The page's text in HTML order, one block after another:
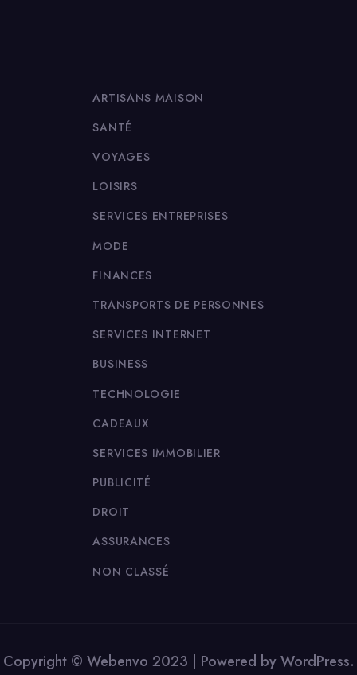
ARTISANS MAISON
SANTÉ
VOYAGES
LOISIRS
SERVICES ENTREPRISES
MODE
FINANCES
TRANSPORTS DE PERSONNES
SERVICES INTERNET
BUSINESS
TECHNOLOGIE
CADEAUX
SERVICES IMMOBILIER
PUBLICITÉ
DROIT
ASSURANCES
NON CLASSÉ
Copyright © Webenvo 2023 | Powered by WordPress.